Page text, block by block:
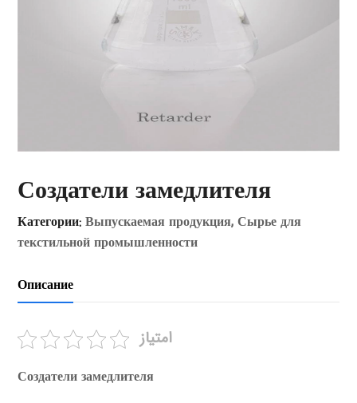
Создатели замедлителя
Категории: Выпускаемая продукция,Сырье для
текстильной промышленности
Описание
امتیاز
Создатели замедлителя